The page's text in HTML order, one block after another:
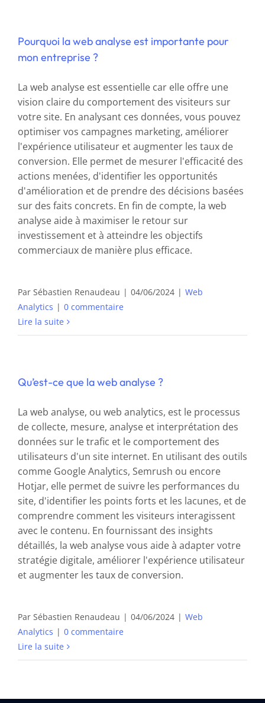
Pourquoi la web analyse est importante pour
mon entreprise ?
La web analyse est essentielle car elle offre une
vision claire du comportement des visiteurs sur
votre site. En analysant ces données, vous pouvez
optimiser vos campagnes marketing, améliorer
l'expérience utilisateur et augmenter les taux de
conversion. Elle permet de mesurer l'efficacité des
actions menées, d'identifier les opportunités
d'amélioration et de prendre des décisions basées
sur des faits concrets. En fin de compte, la web
analyse aide à maximiser le retour sur
investissement et à atteindre les objectifs
commerciaux de manière plus efficace.
Par Sébastien Renaudeau | 04/06/2024 | Web
Analytics | 0 commentaire
Lire la suite
Qu’est-ce que la web analyse ?
La web analyse, ou web analytics, est le processus
de collecte, mesure, analyse et interprétation des
données sur le trafic et le comportement des
utilisateurs d'un site internet. En utilisant des outils
comme Google Analytics, Semrush ou encore
Hotjar, elle permet de suivre les performances du
site, d'identifier les points forts et les lacunes, et de
comprendre comment les visiteurs interagissent
avec le contenu. En fournissant des insights
détaillés, la web analyse vous aide à adapter votre
stratégie digitale, améliorer l'expérience utilisateur
et augmenter les taux de conversion.
Par Sébastien Renaudeau | 04/06/2024 | Web
Analytics | 0 commentaire
Lire la suite